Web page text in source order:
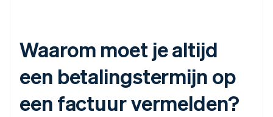
Waarom moet je altijd
een betalingstermijn op
een factuur vermelden?